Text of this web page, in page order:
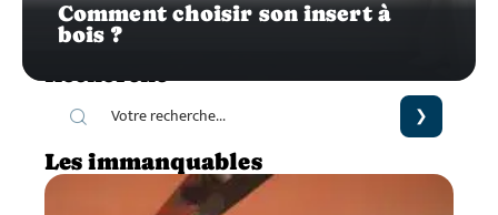
Comment choisir son insert à
bois ?
Recherche
Les immanquables